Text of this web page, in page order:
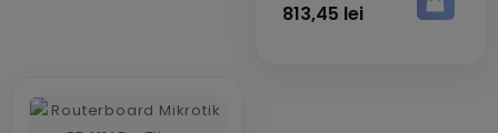
813,45 lei